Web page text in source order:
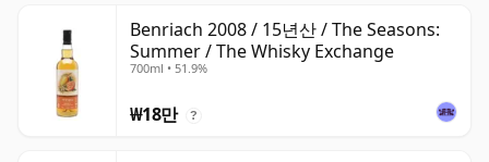
Benriach 2008 / 15년산 / The Seasons:
Summer / The Whisky Exchange
700ml • 51.9%
₩18만 ?